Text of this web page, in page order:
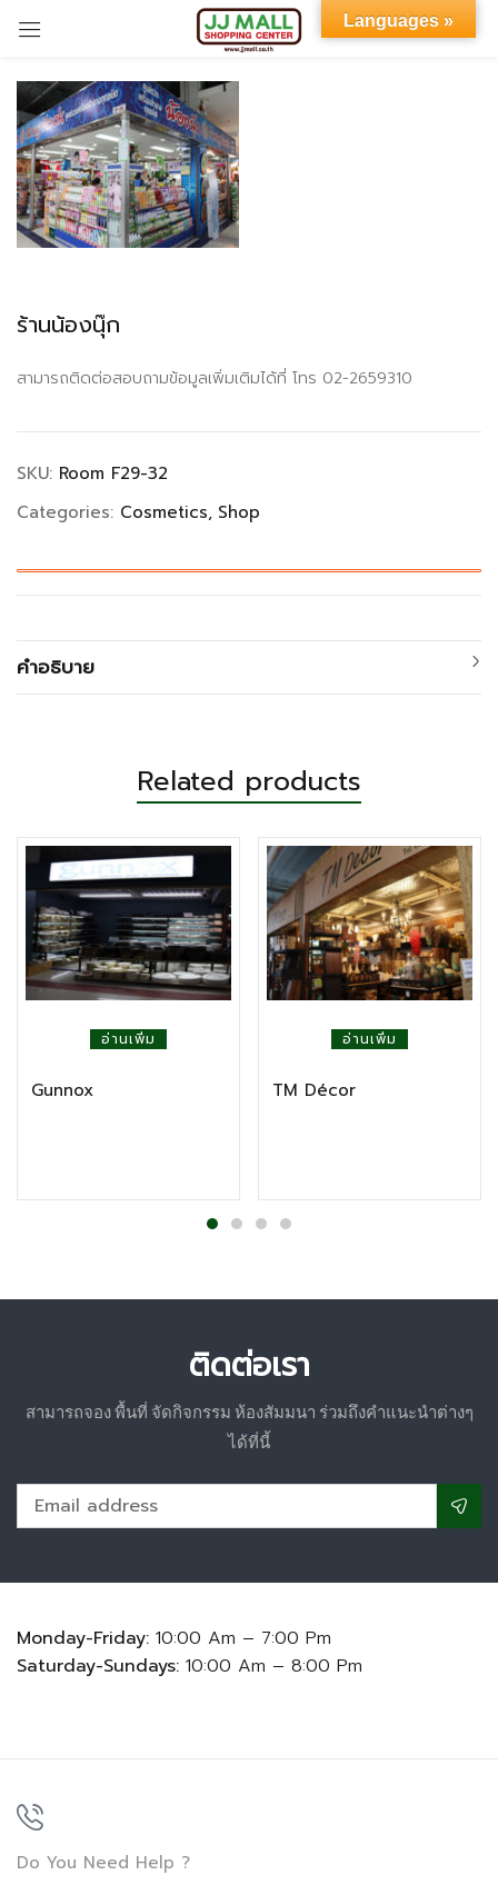
ร้านน้องนุ๊ก
สามารถติดต่อสอบถามข้อมูลเพิ่มเติมได้ที่ โทร 02-2659310
SKU: Room F29-32
Categories: Cosmetics Shop
คำอธิบาย
Related products
อ่านเพิ่ม
Gunnox
อ่านเพิ่ม
TM Décor
ติดต่อเรา
สามารถจอง พื้นที่ จัดกิจกรรม ห้องสัมมนา ร่วมถึงคำแนะนำต่างๆ
ได้ที่นี้
Monday-Friday: 10:00 Am – 7:00 Pm
Saturday-Sundays: 10:00 Am – 8:00 Pm
Do You Need Help ?
Languages »
Sign in